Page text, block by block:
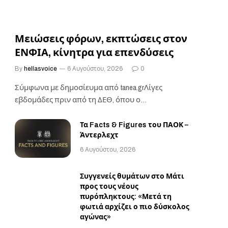
Μειώσεις φόρων, εκπτώσεις στον
ΕΝΦΙΑ, κίνητρα για επενδύσεις
By hellasvoice 6 Αυγούστου, 2026 0
Σύμφωνα με δημοσίευμα από tanea.grΛίγες
εβδομάδες πριν από τη ΔΕΘ, όπου ο
Τα Facts & Figures του ΠΑΟΚ –
Άντερλεχτ
6 Αυγούστου, 2026
Συγγενείς θυμάτων στο Μάτι
προς τους νέους
πυρόπληκτους: «Μετά τη
φωτιά αρχίζει ο πιο δύσκολος
αγώνας»